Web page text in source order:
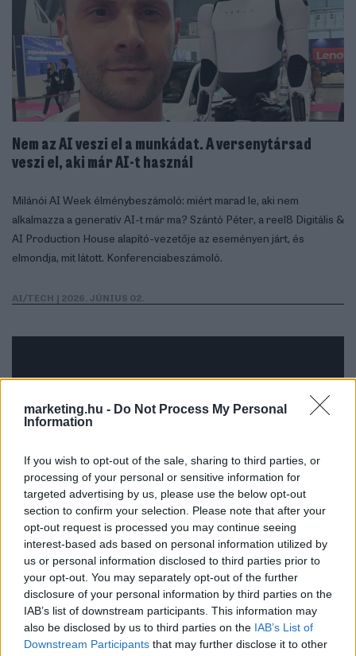
marketing.hu - Do Not Process My Personal
Information
If you wish to opt-out of the sale, sharing to third parties, or
processing of your personal or sensitive information for
targeted advertising by us, please use the below opt-out
section to confirm your selection. Please note that after your
opt-out request is processed you may continue seeing
interest-based ads based on personal information utilized by
us or personal information disclosed to third parties prior to
your opt-out. You may separately opt-out of the further
disclosure of your personal information by third parties on the
IAB’s list of downstream participants. This information may
also be disclosed by us to third parties on the IAB’s List of
Downstream Participants that may further disclose it to other
Nem az AI veszi el a munkádat. A versenytársad
veszi el, aki már AI-t használ
Milánói AI Week élménybeszámoló: miért marad le, aki nem
alkalmazza a generatív AI-t már ma? Szántó Péter, a reel8 Digitális &
AI Production House alapító-vezetője az eseményen járt, és
elmondja, mit látott. Konferenciabeszámoló.
AI/TECH | 2026. JÚNIUS 02.
Történelmi pillanat: megérkezett a Ferrari első
elektromos autója
Az 550 ezer eurós árral rögtön a piac egyik legdrágább
villanyautójáról beszélhetünk, és akkor a megosztó designról még